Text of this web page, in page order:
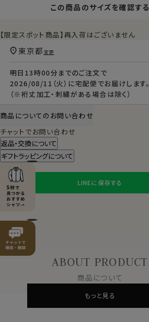
この商品のサイズを確認する
【限定スポット商品】再入荷はございません
明日 13時00分 までのご注文で
2026/08/11（火） に宅配便 でお届けします。
（※裄丈加工・刺繍がある場合は除く）
東京都 変更
商品についてのお問い合わせ
チャットでお問い合わせ
返品・交換について
ギフトラッピングについて
LINEに保存する
ABOUT PRODUCT
商品について
もっと見る